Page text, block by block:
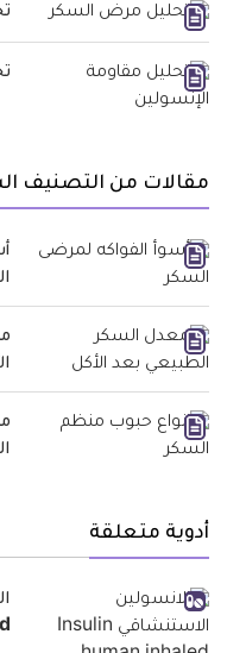
مقالات من التصنيف
أدوية متعلقة